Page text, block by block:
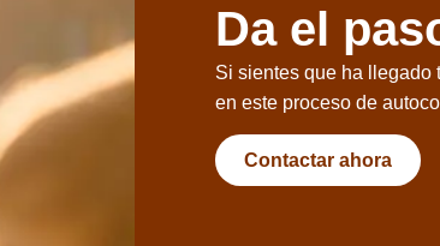
Da el
Si sientes que ha llegado
en este proceso de
Contactar ahora